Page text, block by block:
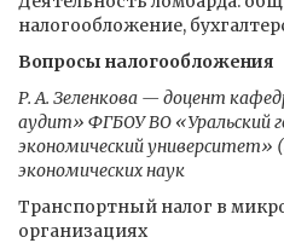
налогообложение,
Вопросы налогообложения
Р. А. Зеленкова — доцент
аудит» ФГБОУ ВО «Уральский
экономический университет»
экономических наук
Транспортный налог в
организациях